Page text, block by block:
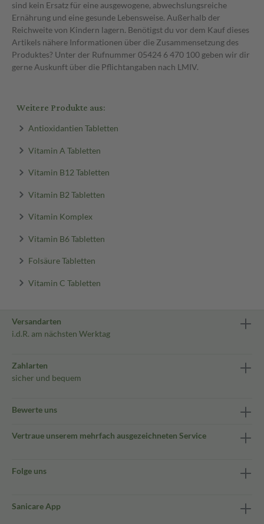
sind kein Ersatz für eine ausgewogene, abwechslungsreiche
Ernährung und eine gesunde Lebensweise. Außerhalb der
Reichweite von Kindern lagern. Benötigst du vor dem Kauf dieses
Artikels nähere Informationen über die Zusammensetzung des
Produktes? Unter der Rufnummer 05424 6 470 100 geben wir dir
gerne Auskunft über die Pflichtangaben nach LMIV.
Weitere Produkte aus:
Antioxidantien Tabletten
Vitamin A Tabletten
Vitamin B12 Tabletten
Vitamin B2 Tabletten
Vitamin Komplex
Vitamin B6 Tabletten
Folsäure Tabletten
Vitamin C Tabletten
Versandarten
i.d.R. am nächsten Werktag
Zahlarten
sicher und bequem
Bewerte uns
Vertraue unserem mehrfach ausgezeichneten Service
Folge uns
Sanicare App